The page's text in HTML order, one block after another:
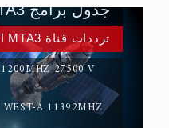
حقيقة المسيح الدجال
ترددات قناة MTA3 العربية:
27500 V
A 11392MHZ
جدول برامج MTA3